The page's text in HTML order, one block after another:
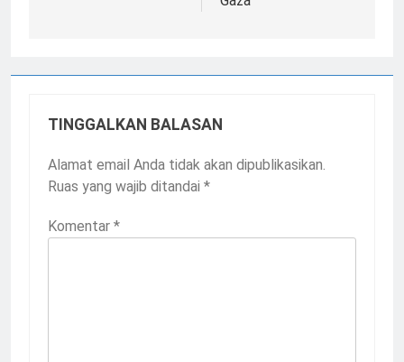
TINGGALKAN BALASAN
Alamat email Anda tidak akan dipublikasikan.
Ruas yang wajib ditandai *
Komentar *